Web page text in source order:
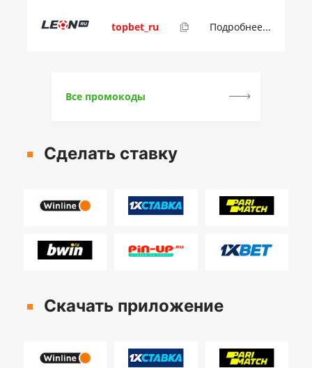
topbet_ru Подробнее...
Все промокоды
Сделать ставку
Скачать приложение